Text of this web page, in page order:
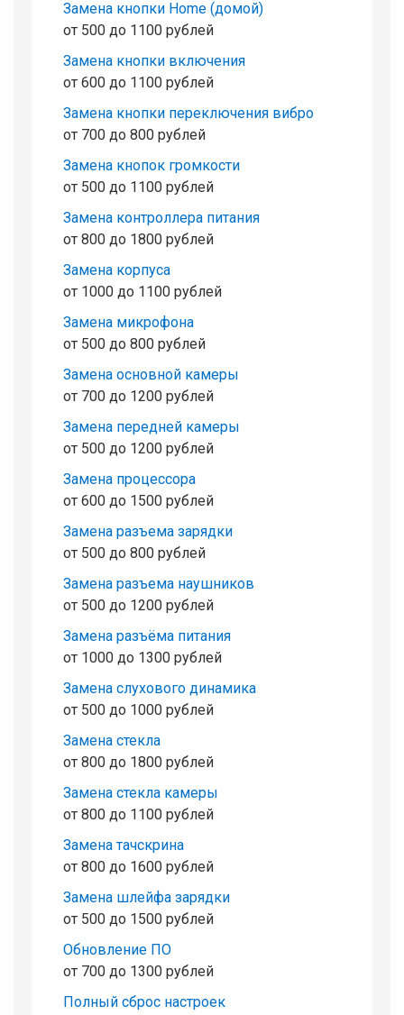
Замена кнопки Home (домой)
от 500 до 1100 рублей
Замена кнопки включения
от 600 до 1100 рублей
Замена кнопки переключения вибро
от 700 до 800 рублей
Замена кнопок громкости
от 500 до 1100 рублей
Замена контроллера питания
от 800 до 1800 рублей
Замена корпуса
от 1000 до 1100 рублей
Замена микрофона
от 500 до 800 рублей
Замена основной камеры
от 700 до 1200 рублей
Замена передней камеры
от 500 до 1200 рублей
Замена процессора
от 600 до 1500 рублей
Замена разъема зарядки
от 500 до 800 рублей
Замена разъема наушников
от 500 до 1200 рублей
Замена разъёма питания
от 1000 до 1300 рублей
Замена слухового динамика
от 500 до 1000 рублей
Замена стекла
от 800 до 1800 рублей
Замена стекла камеры
от 800 до 1100 рублей
Замена тачскрина
от 800 до 1600 рублей
Замена шлейфа зарядки
от 500 до 1500 рублей
Обновление ПО
от 700 до 1300 рублей
Полный сброс настроек